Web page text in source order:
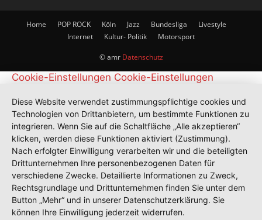
Home POP ROCK Köln Jazz Bundesliga
Livestyle
Internet
Kultur- Politik Motorsport
© amr Datenschutz
Cookie-Einstellungen Cookie-Einstellungen
Diese Website verwendet zustimmungspflichtige cookies und
Technologien von Drittanbietern, um bestimmte Funktionen zu
integrieren. Wenn Sie auf die Schaltfläche „Alle akzeptieren“
klicken, werden diese Funktionen aktiviert (Zustimmung).
Nach erfolgter Einwilligung verarbeiten wir und die beteiligten
Drittunternehmen Ihre personenbezogenen Daten für
verschiedene Zwecke. Detaillierte Informationen zu Zweck,
Rechtsgrundlage und Drittunternehmen finden Sie unter dem
Button „Mehr“ und in unserer Datenschutzerklärung. Sie
können Ihre Einwilligung jederzeit widerrufen.